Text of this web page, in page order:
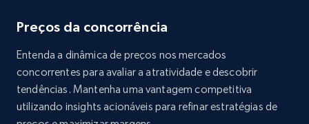
1.9K+ 323+
Amazon products search
Asin, URL, Name, Sponsored, Initial price, Final
Preços da concorrência
Entenda a dinâmica de preços nos mercados
concorrentes para avaliar a atratividade e descobrir
tendências. Mantenha uma vantagem competitiva
utilizando insights acionáveis para refinar estratégias de